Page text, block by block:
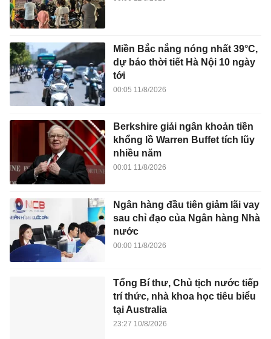
Miền Bắc nắng nóng nhất 39°C,
dự báo thời tiết Hà Nội 10 ngày
tới
00:05 11/8/2026
Berkshire giải ngân khoản tiền
khổng lồ Warren Buffet tích lũy
nhiều năm
00:01 11/8/2026
Ngân hàng đầu tiên giảm lãi vay
sau chỉ đạo của Ngân hàng Nhà
nước
00:00 11/8/2026
Tổng Bí thư, Chủ tịch nước tiếp
trí thức, nhà khoa học tiêu biểu
tại Australia
23:27 10/8/2026